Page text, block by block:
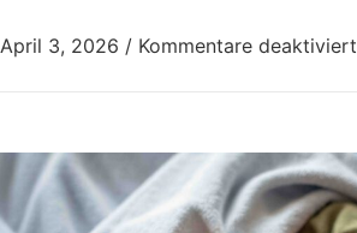
April 3, 2026 / Kommentare deaktiviert